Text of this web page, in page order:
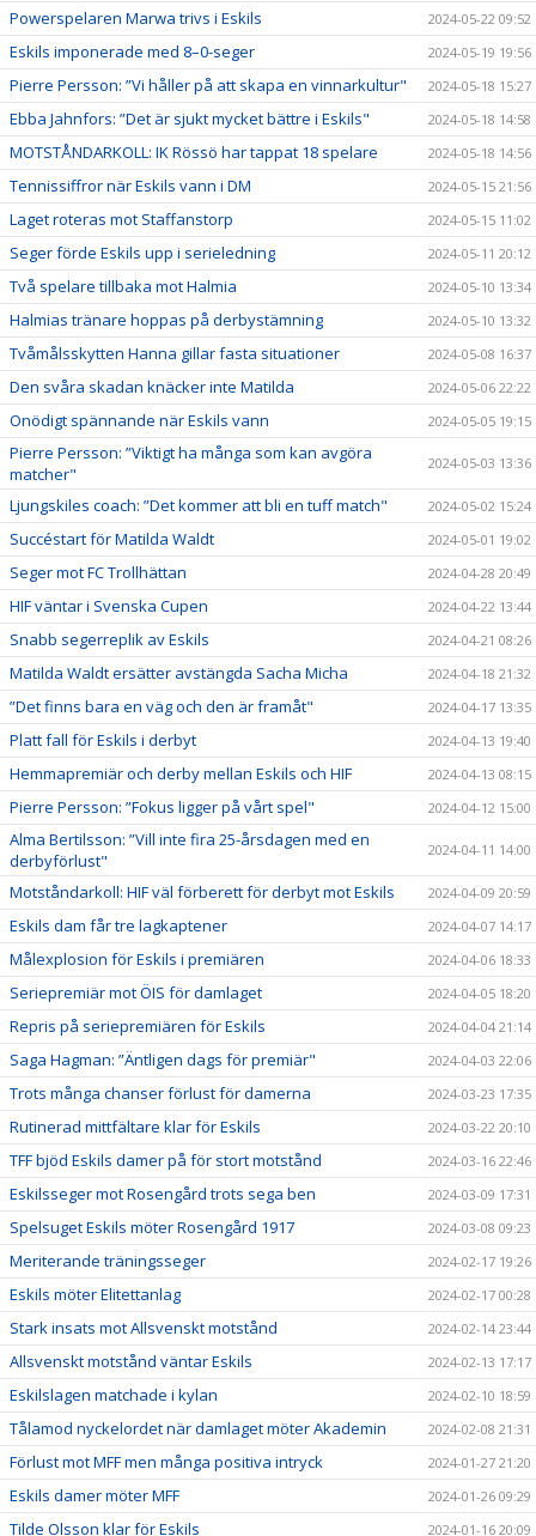
Powerspelaren Marwa trivs i Eskils 2024-05-22 09:52
Eskils imponerade med 8–0-seger 2024-05-19 19:56
Pierre Persson: ”Vi håller på att skapa en vinnarkultur" 2024-05-18 15:27
Ebba Jahnfors: ”Det är sjukt mycket bättre i Eskils" 2024-05-18 14:58
MOTSTÅNDARKOLL: IK Rössö har tappat 18 spelare 2024-05-18 14:56
Tennissiffror när Eskils vann i DM 2024-05-15 21:56
Laget roteras mot Staffanstorp 2024-05-15 11:02
Seger förde Eskils upp i serieledning 2024-05-11 20:12
Två spelare tillbaka mot Halmia 2024-05-10 13:34
Halmias tränare hoppas på derbystämning 2024-05-10 13:32
Tvåmålsskytten Hanna gillar fasta situationer 2024-05-08 16:37
Den svåra skadan knäcker inte Matilda 2024-05-06 22:22
Onödigt spännande när Eskils vann 2024-05-05 19:15
Pierre Persson: ”Viktigt ha många som kan avgöra
matcher"
2024-05-03 13:36
Ljungskiles coach: ”Det kommer att bli en tuff match" 2024-05-02 15:24
Succéstart för Matilda Waldt 2024-05-01 19:02
Seger mot FC Trollhättan 2024-04-28 20:49
HIF väntar i Svenska Cupen 2024-04-22 13:44
Snabb segerreplik av Eskils 2024-04-21 08:26
Matilda Waldt ersätter avstängda Sacha Micha 2024-04-18 21:32
”Det finns bara en väg och den är framåt" 2024-04-17 13:35
Platt fall för Eskils i derbyt 2024-04-13 19:40
Hemmapremiär och derby mellan Eskils och HIF 2024-04-13 08:15
Pierre Persson: ”Fokus ligger på vårt spel" 2024-04-12 15:00
Alma Bertilsson: ”Vill inte fira 25-årsdagen med en
derbyförlust"
2024-04-11 14:00
Motståndarkoll: HIF väl förberett för derbyt mot Eskils 2024-04-09 20:59
Eskils dam får tre lagkaptener 2024-04-07 14:17
Målexplosion för Eskils i premiären 2024-04-06 18:33
Seriepremiär mot ÖIS för damlaget 2024-04-05 18:20
Repris på seriepremiären för Eskils 2024-04-04 21:14
Saga Hagman: ”Äntligen dags för premiär" 2024-04-03 22:06
Trots många chanser förlust för damerna 2024-03-23 17:35
Rutinerad mittfältare klar för Eskils 2024-03-22 20:10
TFF bjöd Eskils damer på för stort motstånd 2024-03-16 22:46
Eskilsseger mot Rosengård trots sega ben 2024-03-09 17:31
Spelsuget Eskils möter Rosengård 1917 2024-03-08 09:23
Meriterande träningsseger 2024-02-17 19:26
Eskils möter Elitettanlag 2024-02-17 00:28
Stark insats mot Allsvenskt motstånd 2024-02-14 23:44
Allsvenskt motstånd väntar Eskils 2024-02-13 17:17
Eskilslagen matchade i kylan 2024-02-10 18:59
Tålamod nyckelordet när damlaget möter Akademin 2024-02-08 21:31
Förlust mot MFF men många positiva intryck 2024-01-27 21:20
Eskils damer möter MFF 2024-01-26 09:29
Tilde Olsson klar för Eskils 2024-01-16 20:09